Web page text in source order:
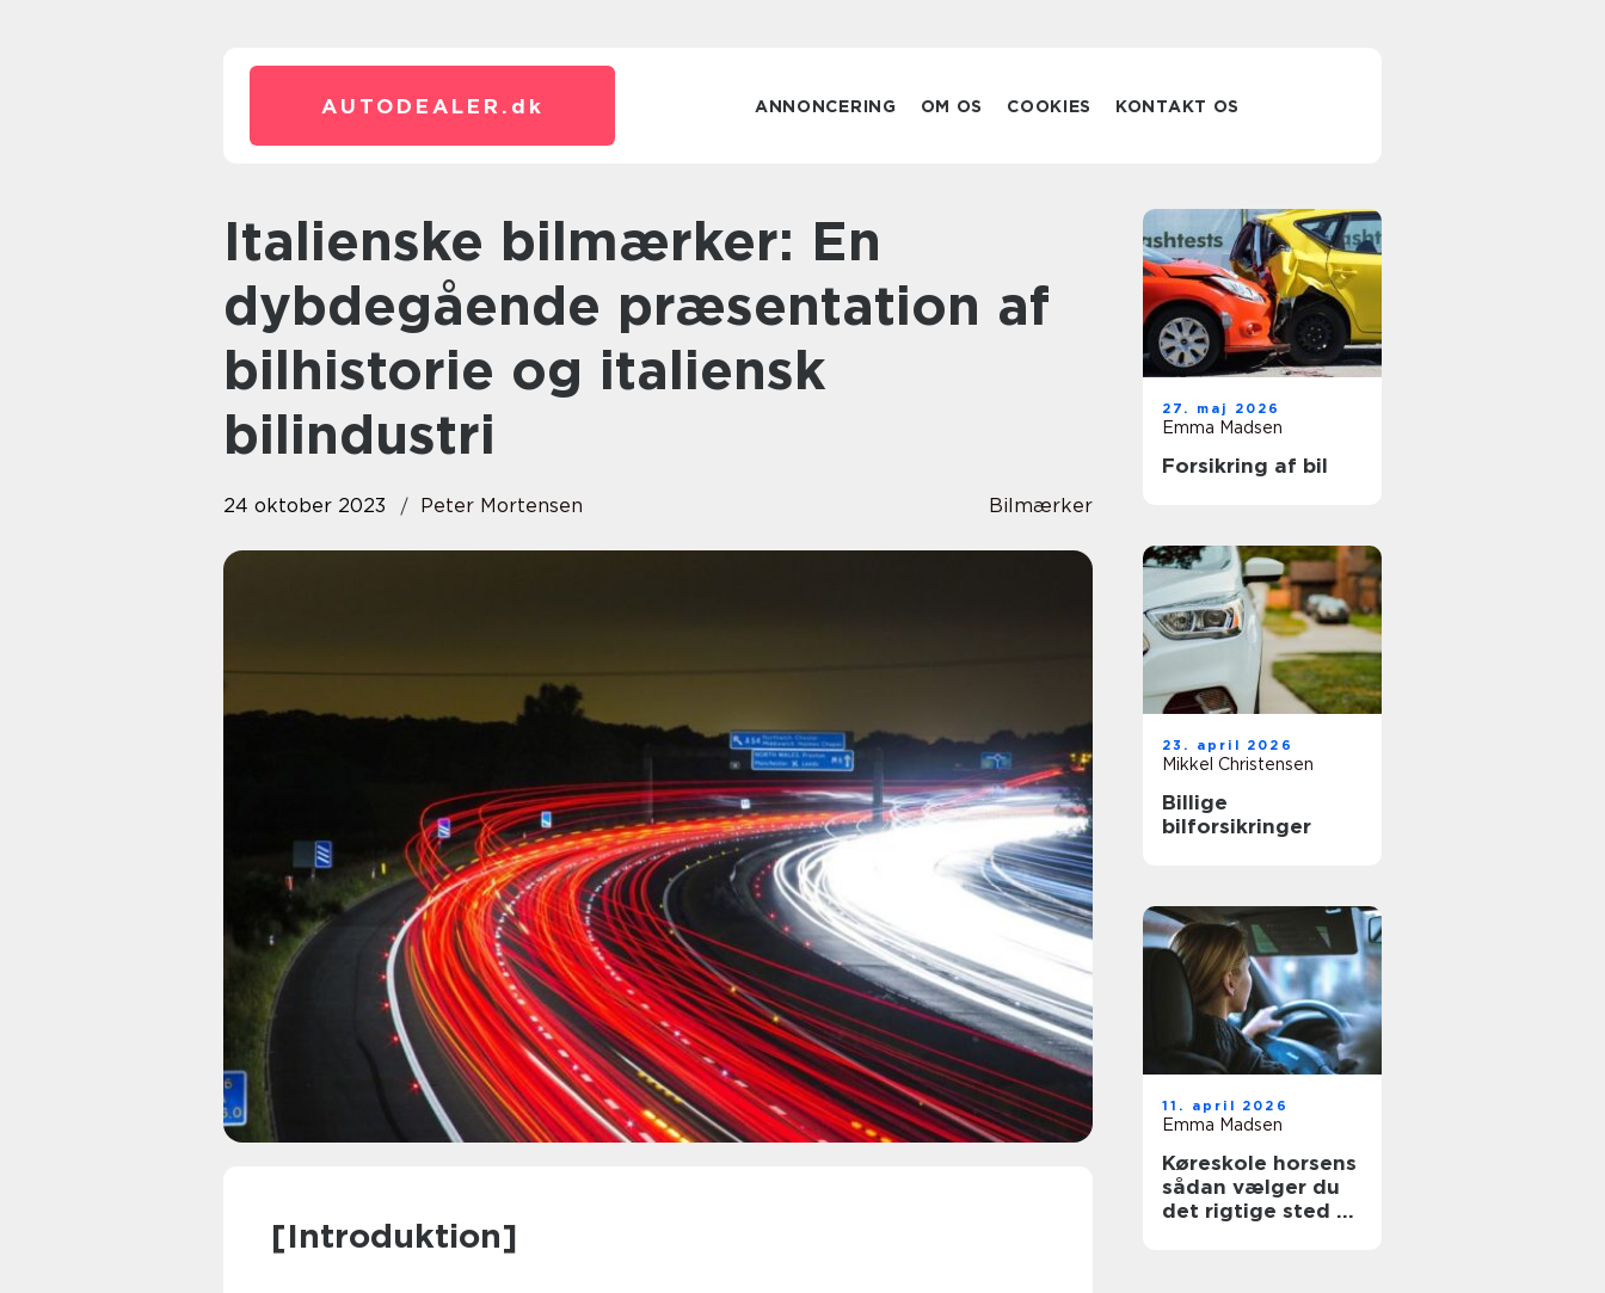
AUTODEALER. dk ANNONCERING OM OS COOKIES KONTAKT OS
Italienske bilmærker: En
dybdegående præsentation af
bilhistorie og italiensk
bilindustri
24 oktober 2023 Peter Mortensen Bilmærker
[Introduktion]
27. maj 2026
Emma Madsen
Forsikring af bil
23. april 2026
Mikkel Christensen
Billige
bilforsikringer
11. april 2026
Emma Madsen
Køreskole horsens
sådan vælger du
det rigtige sted til